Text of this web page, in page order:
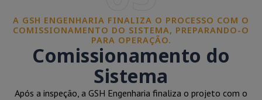
A GSH ENGENHARIA FINALIZA O PROCESSO COM O
COMISSIONAMENTO DO SISTEMA, PREPARANDO-O
PARA OPERAÇÃO.
Comissionamento do
Sistema
Após a inspeção, a GSH Engenharia finaliza o projeto com o